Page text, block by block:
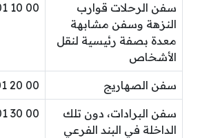
سفن الرحلات قوارب
النزهة وسفن مشابهة
معدة بصفة رئيسية لنقل
الأشخاص
00 10 01 89
سفن الصهاريج 00 20 01 89
سفن البرادات، دون تلك
الداخلة في البند الفرعي
00 30 01 89